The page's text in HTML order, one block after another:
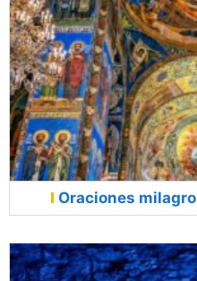
Oraciones